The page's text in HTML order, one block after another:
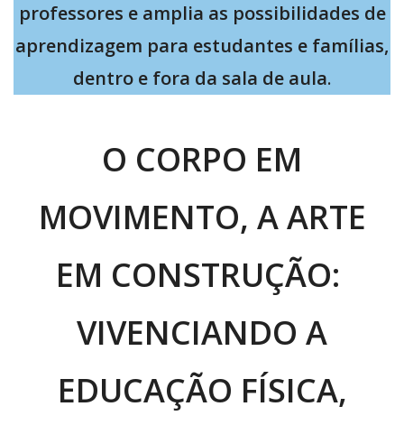
professores e amplia as possibilidades de
aprendizagem para estudantes e famílias,
dentro e fora da sala de aula.
O CORPO EM
MOVIMENTO, A ARTE
EM CONSTRUÇÃO:
VIVENCIANDO A
EDUCAÇÃO FÍSICA,